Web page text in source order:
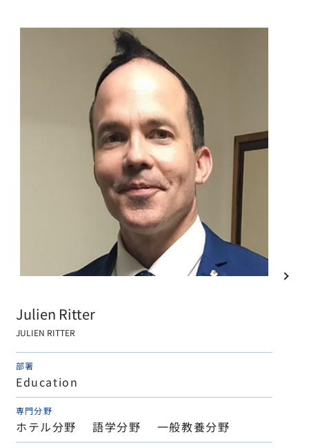
Julien Ritter
JULIEN RITTER
部署
Education
専門分野
ホテル分野 語学分野 一般教養分野